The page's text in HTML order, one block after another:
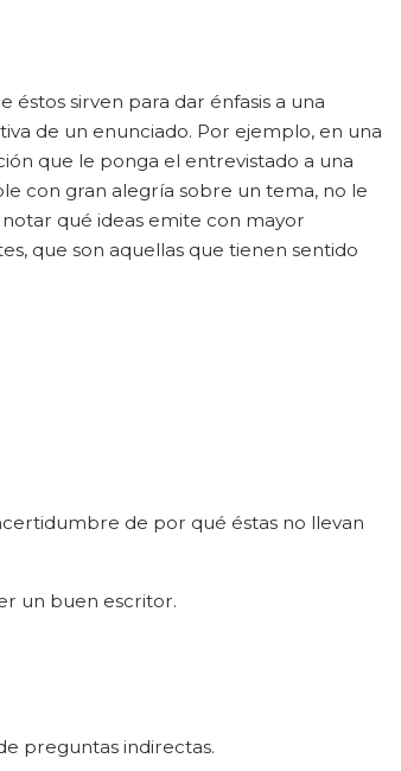
éstos sirven para dar énfasis a una
de un enunciado. Por ejemplo, en una
que le ponga el entrevistado a una
con gran alegría sobre un tema, no le
qué ideas emite con mayor
que son aquellas que tienen sentido
de por qué éstas no llevan
un buen escritor.
preguntas indirectas.